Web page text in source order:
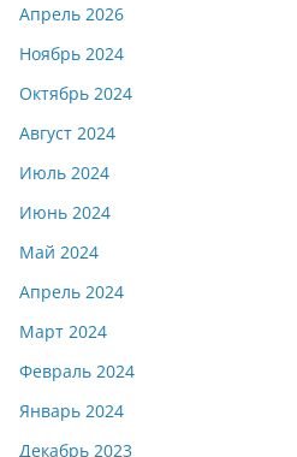
Апрель 2026
Ноябрь 2024
Октябрь 2024
Август 2024
Июль 2024
Июнь 2024
Май 2024
Апрель 2024
Март 2024
Февраль 2024
Январь 2024
Декабрь 2023